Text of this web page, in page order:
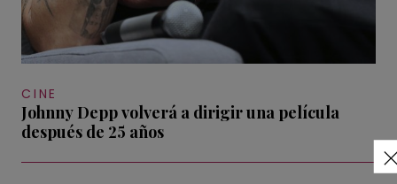
CINE
Johnny Depp volverá a dirigir una película
después de 25 años